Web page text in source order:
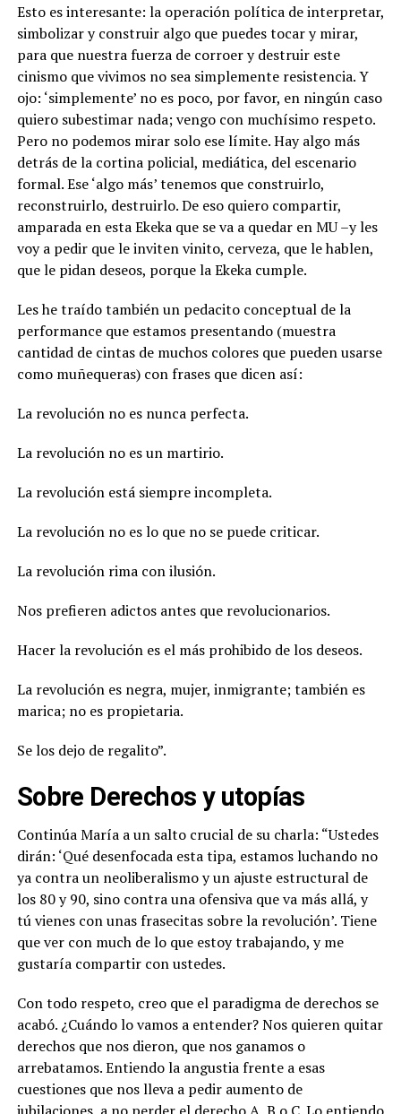
Esto es interesante: la operación política de interpretar,
simbolizar y construir algo que puedes tocar y mirar,
para que nuestra fuerza de corroer y destruir este
cinismo que vivimos no sea simplemente resistencia. Y
ojo: ‘simplemente’ no es poco, por favor, en ningún caso
quiero subestimar nada; vengo con muchísimo respeto.
Pero no podemos mirar solo ese límite. Hay algo más
detrás de la cortina policial, mediática, del escenario
formal. Ese ‘algo más’ tenemos que construirlo,
reconstruirlo, destruirlo. De eso quiero compartir,
amparada en esta Ekeka que se va a quedar en MU –y les
voy a pedir que le inviten vinito, cerveza, que le hablen,
que le pidan deseos, porque la Ekeka cumple.
Les he traído también un pedacito conceptual de la
performance que estamos presentando (muestra
cantidad de cintas de muchos colores que pueden usarse
como muñequeras) con frases que dicen así:
La revolución no es nunca perfecta.
La revolución no es un martirio.
La revolución está siempre incompleta.
La revolución no es lo que no se puede criticar.
La revolución rima con ilusión.
Nos prefieren adictos antes que revolucionarios.
Hacer la revolución es el más prohibido de los deseos.
La revolución es negra, mujer, inmigrante; también es
marica; no es propietaria.
Se los dejo de regalito”.
Sobre Derechos y utopías
Continúa María a un salto crucial de su charla: “Ustedes
dirán: ‘Qué desenfocada esta tipa, estamos luchando no
ya contra un neoliberalismo y un ajuste estructural de
los 80 y 90, sino contra una ofensiva que va más allá, y
tú vienes con unas frasecitas sobre la revolución’. Tiene
que ver con much de lo que estoy trabajando, y me
gustaría compartir con ustedes.
Con todo respeto, creo que el paradigma de derechos se
acabó. ¿Cuándo lo vamos a entender? Nos quieren quitar
derechos que nos dieron, que nos ganamos o
arrebatamos. Entiendo la angustia frente a esas
cuestiones que nos lleva a pedir aumento de